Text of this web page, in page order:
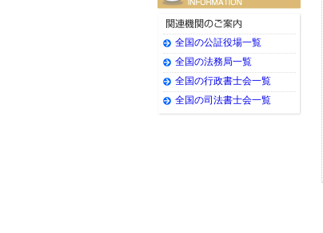
全国の公証役場一覧
全国の法務局一覧
全国の行政書士会一覧
全国の司法書士会一覧